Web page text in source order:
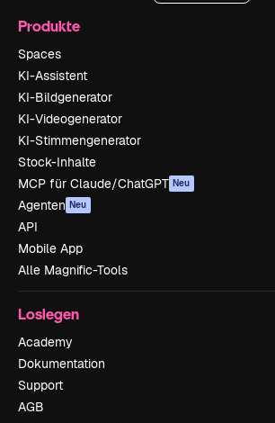
Produkte
Spaces
KI-Assistent
KI-Bildgenerator
KI-Videogenerator
KI-Stimmengenerator
Stock-Inhalte
MCP für Claude/ChatGPT Neu
Agenten Neu
API
Mobile App
Alle Magnific-Tools
Loslegen
Academy
Dokumentation
Support
AGB